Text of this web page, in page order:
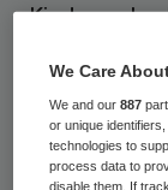
heeft een
hun jeugd
We Care
We and our887
or unique
technologies to
process data to
disable them. If